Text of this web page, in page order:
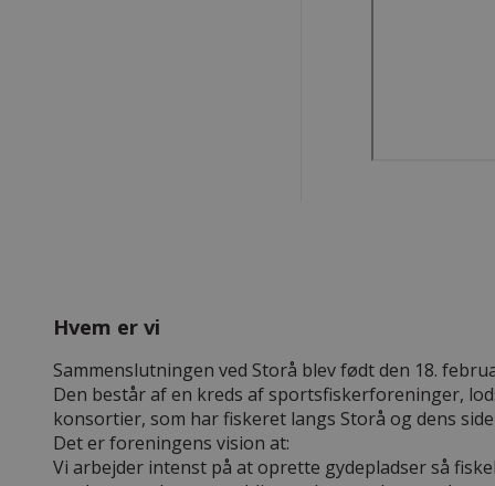
Hvem er vi
Sammenslutningen ved Storå blev født den 18.
Den består af en kreds af sportsfiskerforeninger,
konsortier, som har fiskeret langs Storå og dens
Det er foreningens vision at:
Vi arbejder intenst på at oprette gydepladser så